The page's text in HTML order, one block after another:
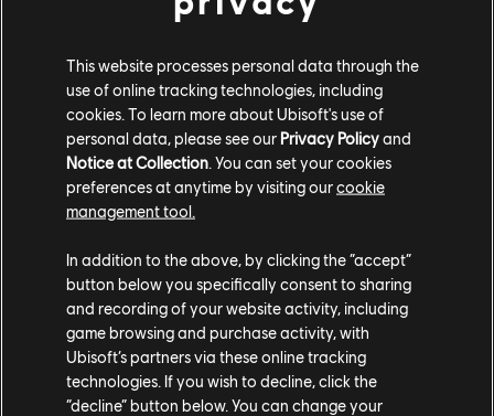
Tous les joueurs qui remportent une partie en Mode
h, 12-13 h heure française) sont qualifiés pour le Super
Royal, qui commence quelques minutes après la fin de
ce créneau horaire. Comme en Mode Royal, la dernière
équipe en lice devient championne du Super Royal.
Grands moments d'adrénaline en perspective !
matchmaking classé est également disponible, avec
une fonction de groupe qui vous permet d'affronter
d'autres équipes et de gravir les rangs du classement
entre amis.
Les deux nouveaux modes (Royal et matchmaking
This website processes personal data through the
use of online tracking technologies, including
cookies. To learn more about Ubisoft's use of
personal data, please see our Privacy Policyand
Notice at Collection . You can set your cookies
preferences at anytime by visiting ourcookie
management tool.
In addition to the above, by clicking the “accept”
button below you specifically consent to sharing
and recording of your website activity, including
game browsing and purchase activity, with
Ubisoft’s partners via these online tracking
technologies. If you wish to decline, click the
“decline” button below. You can change your